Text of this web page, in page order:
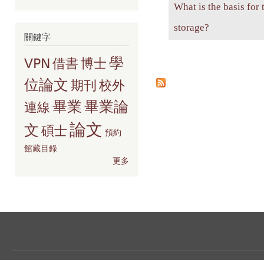
關鍵字
VPN借書博士學
位論文 期刊 校外
連線 畢業畢業論
文 碩士論文 預約
館藏目錄
更多
What is the basis for
storage?